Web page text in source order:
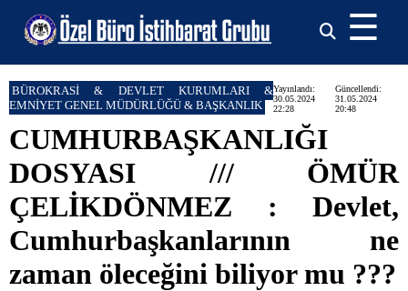
☰
BÜROKRASİ & DEVLET KURUMLARI &
EMNİYET GENEL MÜDÜRLÜĞÜ & BAŞKANLIK
Yayınlandı:
30.05.2024
22:28
Güncellendi:
31.05.2024
20:48
CUMHURBAŞKANLIĞI
DOSYASI /// ÖMÜR
ÇELİKDÖNMEZ : Devlet,
Cumhurbaşkanlarının ne
zaman öleceğini biliyor mu ???